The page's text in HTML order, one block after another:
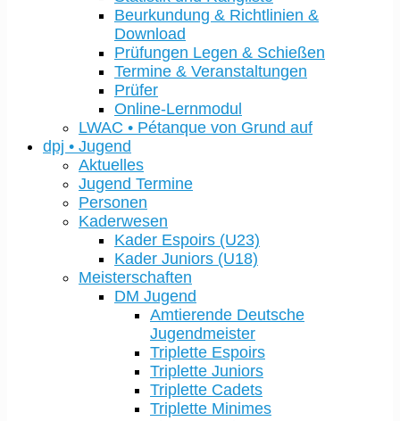
Beurkundung & Richtlinien &
Download
Prüfungen Legen & Schießen
Termine & Veranstaltungen
Prüfer
Online-Lernmodul
LWAC • Pétanque von Grund auf
dpj • Jugend
Aktuelles
Jugend Termine
Personen
Kaderwesen
Kader Espoirs (U23)
Kader Juniors (U18)
Meisterschaften
DM Jugend
Amtierende Deutsche
Jugendmeister
Triplette Espoirs
Triplette Juniors
Triplette Cadets
Triplette Minimes